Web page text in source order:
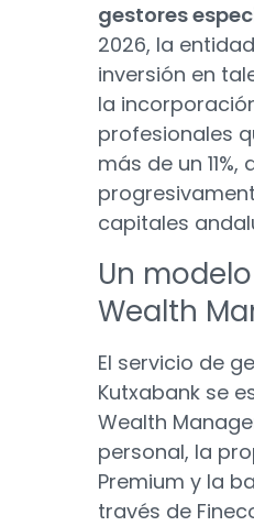
gestores
2026, la
inversión en
la
profesionales
más de un
capitales
Un
Wealth
El servicio de
Kutxabank se
Wealth
personal, la
Premium y la
través de